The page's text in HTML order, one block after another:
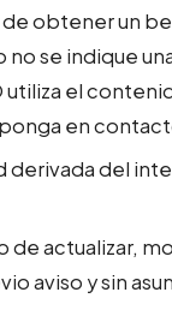
obtener un
se indique
utiliza el
en
del
de actualizar,
aviso y sin